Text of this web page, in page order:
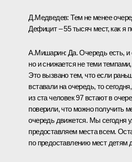
Д.Медведев: Тем не менее
Дефицит – 55 тысяч мест, как я
А.Мишарин: Да. Очередь есть, и
но и снижается не теми
Это вызвано тем, что если
вставали на очередь, то
из ста человек 97 встают в
поверили, что можно получить
очередь движется. Мы сегодня
предоставляем места всем.
по предоставлению мест детям